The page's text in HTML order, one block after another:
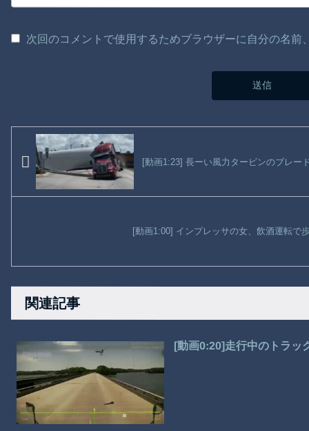
次回のコメントで使用するためブラウザーに自分の名
[動画1:23] 長ーい風力タービンのブレー
[動画1:00] インプレッサの女、飲酒運転で
関連記事
[動画0:20]走行中のトラッ